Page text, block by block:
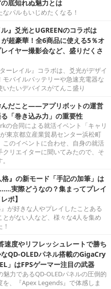
底知れぬ魅力とは
パルもいじめたくなる！
』爻光とUGREENのコラボは
が超豪華！全6商品に使える5％オ
イヤー撮影会など、盛りだくさ
ーレイル』コラボは、爻光がデザイ
モバイルバッテリーや急速充電器な
いたいデバイスがてんこ盛り
んだこと――アプリボットの運営
「巻き込み力」の重要性
の合同による就活イベント「キャリ
東京都立産業貿易センター浜松町
このイベントに合わせ、自身の就活
リエイターに聞いてみたので、そ
』の新モード「手記の加筆」は
実際どうなの？集まってプレイ
ポ】
が好きな人やプレイしたことある
とがない人など、様々な4人を集め
速度やリフレッシュレートで勝ち
QD-OLEDパネル搭載のGigaCry
」はFPSゲーマー注目の武器
魅力であるQD-OLEDパネルの圧倒的
、『Apex Legends』で体感しま